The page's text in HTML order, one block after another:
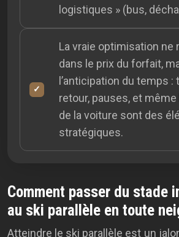
logistiques » (bus,
La vraie optimisation ne
dans le prix du forfait,
l’anticipation du temps :
retour, pauses, et
de la voiture sont des
stratégiques.
Comment passer du stade
au ski parallèle en toute
Atteindre le ski parallèle est un